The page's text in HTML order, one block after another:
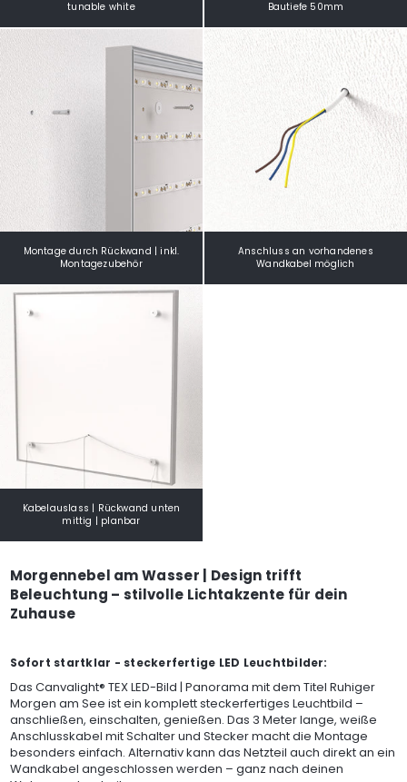
tunable white
Bautiefe 50mm
Montage durch Rückwand | inkl.
Montagezubehör
Anschluss an vorhandenes
Wandkabel möglich
Kabelauslass | Rückwand unten
mittig | planbar
Morgennebel am Wasser | Design trifft
Beleuchtung – stilvolle Lichtakzente für dein
Zuhause
Sofort startklar - steckerfertige LED Leuchtbilder:
Das Canvalight® TEX LED-Bild | Panorama mit dem Titel Ruhiger
Morgen am See ist ein komplett steckerfertiges Leuchtbild –
anschließen, einschalten, genießen. Das 3 Meter lange, weiße
Anschlusskabel mit Schalter und Stecker macht die Montage
besonders einfach. Alternativ kann das Netzteil auch direkt an ein
Wandkabel angeschlossen werden – ganz nach deinen